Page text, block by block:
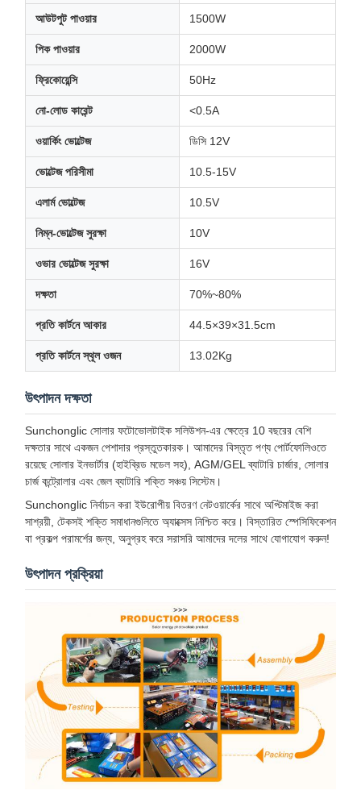
আউটপুট পাওয়ার 1500W
পিক পাওয়ার 2000W
ফ্রিকোয়েন্সি 50Hz
নো-লোড কারেন্ট <0.5A
ওয়ার্কিং ভোল্টেজ ডিসি 12V
ভোল্টেজ পরিসীমা 10.5-15V
এলার্ম ভোল্টেজ 10.5V
নিম্ন-ভোল্টেজ সুরক্ষা 10V
ওভার ভোল্টেজ সুরক্ষা 16V
দক্ষতা 70%~80%
প্রতি কার্টনে আকার 44.5×39×31.5cm
প্রতি কার্টনে স্থূল ওজন 13.02Kg
উৎপাদন দক্ষতা
Sunchonglic সোলার ফটোভোলটাইক সলিউশন-এর ক্ষেত্রে 10 বছরের বেশি
দক্ষতার সাথে একজন পেশাদার প্রস্তুতকারক। আমাদের বিস্তৃত পণ্য পোর্টফোলিওতে
রয়েছে সোলার ইনভার্টার (হাইব্রিড মডেল সহ), AGM/GEL ব্যাটারি চার্জার, সোলার
চার্জ কন্ট্রোলার এবং জেল ব্যাটারি শক্তি সঞ্চয় সিস্টেম।
Sunchonglic নির্বাচন করা ইউরোপীয় বিতরণ নেটওয়ার্কের সাথে অপ্টিমাইজ করা
সাশ্রয়ী, টেকসই শক্তি সমাধানগুলিতে অ্যাক্সেস নিশ্চিত করে। বিস্তারিত স্পেসিফিকেশন
বা প্রকল্প পরামর্শের জন্য, অনুগ্রহ করে সরাসরি আমাদের দলের সাথে যোগাযোগ করুন!
উৎপাদন প্রক্রিয়া